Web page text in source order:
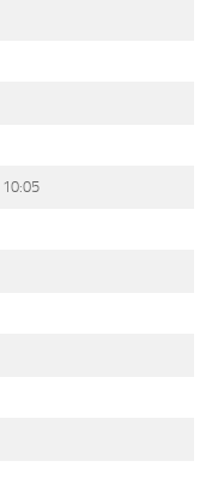
10:05